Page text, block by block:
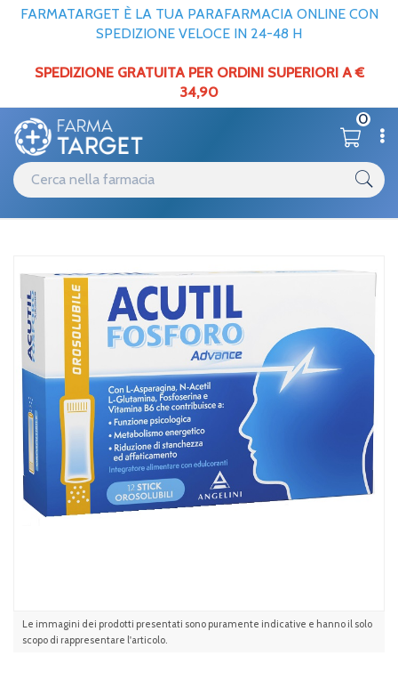
FARMATARGET È LA TUA PARAFARMACIA ONLINE CON
SPEDIZIONE VELOCE IN 24-48 H
SPEDIZIONE GRATUITA PER ORDINI SUPERIORI A €
34,90
0
Catalogo
/Minerali / Vitamine / Aminoacidi
Acutil Fosforo Advance 12stick
Le immagini dei prodotti presentati sono puramente indicative e hanno il solo
scopo di rappresentare l'articolo.